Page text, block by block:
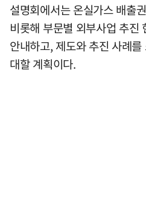
설명회에서는 온실가스 배출
비롯해 부문별 외부사업 추진
안내하고, 제도와 추진 사례
대할 계획이다.